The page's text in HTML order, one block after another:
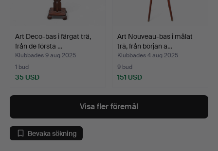
Art Deco-bas i färgat trä,
från de första …
Klubbades 9 aug 2025
1 bud
35 USD
Art Nouveau-bas i målat
trä, från början a…
Klubbades 4 aug 2025
9 bud
151 USD
Visa fler föremål
Bevaka sökning